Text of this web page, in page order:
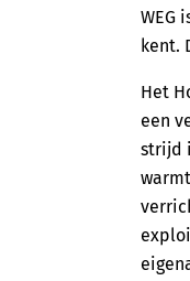
WEG
kent.
Het
een
strijd